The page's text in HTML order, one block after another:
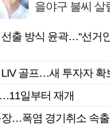
을야구 불씨 살
출 방식 윤곽…“선거
골프…새 투자자 확
일부터 재개
…폭염 경기취소 속